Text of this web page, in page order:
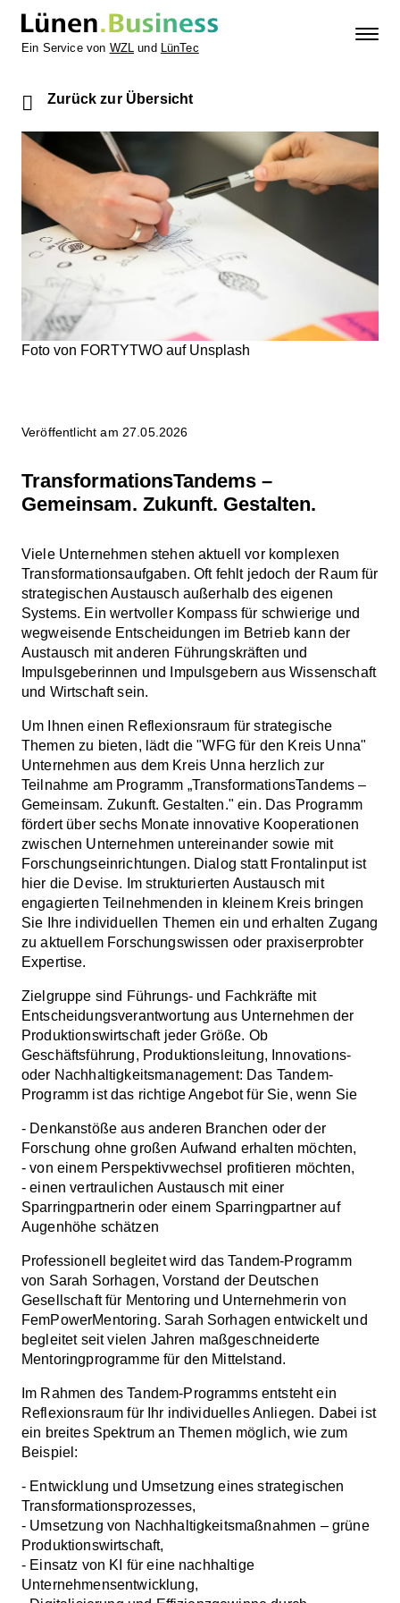
Ein Service von WZL und LünTec
Zurück zur Übersicht
Foto von FORTYTWO auf Unsplash
Veröffentlicht am 27.05.2026
TransformationsTandems –
Gemeinsam. Zukunft. Gestalten.
Viele Unternehmen stehen aktuell vor komplexen
Transformationsaufgaben. Oft fehlt jedoch der Raum für
strategischen Austausch außerhalb des eigenen
Systems. Ein wertvoller Kompass für schwierige und
wegweisende Entscheidungen im Betrieb kann der
Austausch mit anderen Führungskräften und
Impulsgeberinnen und Impulsgebern aus Wissenschaft
und Wirtschaft sein.
Um Ihnen einen Reflexionsraum für strategische
Themen zu bieten, lädt die "WFG für den Kreis Unna"
Unternehmen aus dem Kreis Unna herzlich zur
Teilnahme am Programm „TransformationsTandems –
Gemeinsam. Zukunft. Gestalten." ein. Das Programm
fördert über sechs Monate innovative Kooperationen
zwischen Unternehmen untereinander sowie mit
Forschungseinrichtungen. Dialog statt Frontalinput ist
hier die Devise. Im strukturierten Austausch mit
engagierten Teilnehmenden in kleinem Kreis bringen
Sie Ihre individuellen Themen ein und erhalten Zugang
zu aktuellem Forschungswissen oder praxiserprobter
Expertise.
Zielgruppe sind Führungs- und Fachkräfte mit
Entscheidungsverantwortung aus Unternehmen der
Produktionswirtschaft jeder Größe. Ob
Geschäftsführung, Produktionsleitung, Innovations-
oder Nachhaltigkeitsmanagement: Das Tandem-
Programm ist das richtige Angebot für Sie, wenn Sie
- Denkanstöße aus anderen Branchen oder der
Forschung ohne großen Aufwand erhalten möchten,
- von einem Perspektivwechsel profitieren möchten,
- einen vertraulichen Austausch mit einer
Sparringpartnerin oder einem Sparringpartner auf
Augenhöhe schätzen
Professionell begleitet wird das Tandem-Programm
von Sarah Sorhagen, Vorstand der Deutschen
Gesellschaft für Mentoring und Unternehmerin von
FemPowerMentoring. Sarah Sorhagen entwickelt und
begleitet seit vielen Jahren maßgeschneiderte
Mentoringprogramme für den Mittelstand.
Im Rahmen des Tandem-Programms entsteht ein
Reflexionsraum für Ihr individuelles Anliegen. Dabei ist
ein breites Spektrum an Themen möglich, wie zum
Beispiel:
- Entwicklung und Umsetzung eines strategischen
Transformationsprozesses,
- Umsetzung von Nachhaltigkeitsmaßnahmen – grüne
Produktionswirtschaft,
- Einsatz von KI für eine nachhaltige
Unternehmensentwicklung,